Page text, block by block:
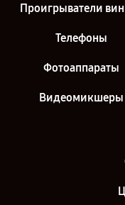
Проигрыватели
Телефоны
Фотоаппараты
Видеомикшеры